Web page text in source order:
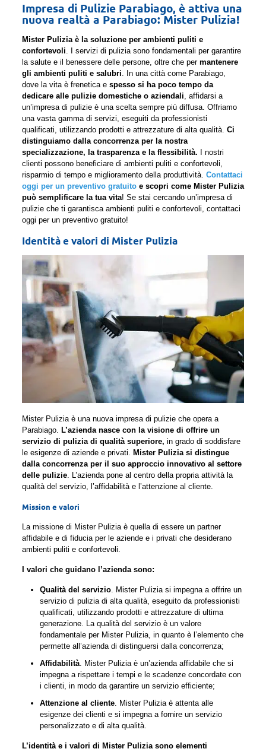
Impresa di Pulizie Parabiago, è attiva una
nuova realtà a Parabiago: Mister Pulizia!
Mister Pulizia è la soluzione per ambienti puliti e
confortevoli. I servizi di pulizia sono fondamentali per garantire
la salute e il benessere delle persone, oltre che per mantenere
gli ambienti puliti e salubri. In una città come Parabiago,
dove la vita è frenetica e spesso si ha poco tempo da
dedicare alle pulizie domestiche o aziendali, affidarsi a
un’impresa di pulizie è una scelta sempre più diffusa. Offriamo
una vasta gamma di servizi, eseguiti da professionisti
qualificati, utilizzando prodotti e attrezzature di alta qualità. Ci
distinguiamo dalla concorrenza per la nostra
specializzazione, la trasparenza e la flessibilità. I nostri
clienti possono beneficiare di ambienti puliti e confortevoli,
risparmio di tempo e miglioramento della produttività. Contattaci
oggi per un preventivo gratuitoe scopri come Mister Pulizia
può semplificare la tua vita! Se stai cercando un’impresa di
pulizie che ti garantisca ambienti puliti e confortevoli, contattaci
oggi per un preventivo gratuito!
Identità e valori di Mister Pulizia
Mister Pulizia è una nuova impresa di pulizie che opera a
Parabiago. L’azienda nasce con la visione di offrire un
servizio di pulizia di qualità superiore, in grado di soddisfare
le esigenze di aziende e privati. Mister Pulizia si distingue
dalla concorrenza per il suo approccio innovativo al settore
delle pulizie. L’azienda pone al centro della propria attività la
qualità del servizio, l’affidabilità e l’attenzione al cliente.
Mission e valori
La missione di Mister Pulizia è quella di essere un partner
affidabile e di fiducia per le aziende e i privati che desiderano
ambienti puliti e confortevoli.
I valori che guidano l’azienda sono:
Qualità del servizio. Mister Pulizia si impegna a offrire un
servizio di pulizia di alta qualità, eseguito da professionisti
qualificati, utilizzando prodotti e attrezzature di ultima
generazione. La qualità del servizio è un valore
fondamentale per Mister Pulizia, in quanto è l’elemento che
permette all’azienda di distinguersi dalla concorrenza;
Affidabilità. Mister Pulizia è un’azienda affidabile che si
impegna a rispettare i tempi e le scadenze concordate con
i clienti, in modo da garantire un servizio efficiente;
Attenzione al cliente. Mister Pulizia è attenta alle
esigenze dei clienti e si impegna a fornire un servizio
personalizzato e di alta qualità.
L’identità e i valori di Mister Pulizia sono elementi